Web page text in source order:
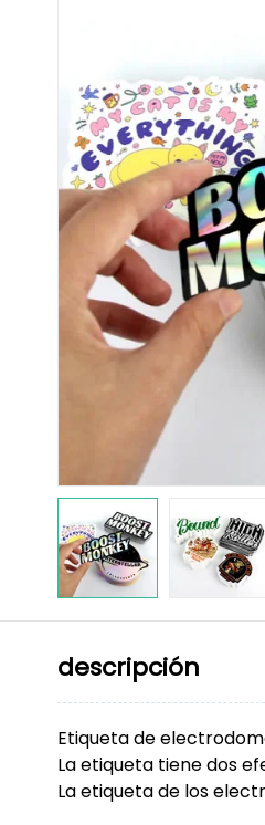
descripción
Etiqueta de
La etiqueta tiene dos
La etiqueta de los